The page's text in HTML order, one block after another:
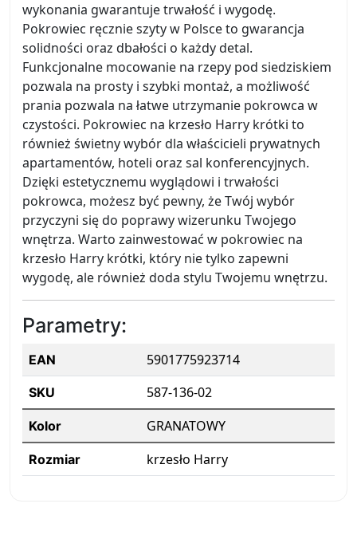
wykonania gwarantuje trwałość i wygodę.
Pokrowiec ręcznie szyty w Polsce to gwarancja
solidności oraz dbałości o każdy detal.
Funkcjonalne mocowanie na rzepy pod siedziskiem
pozwala na prosty i szybki montaż, a możliwość
prania pozwala na łatwe utrzymanie pokrowca w
czystości. Pokrowiec na krzesło Harry krótki to
również świetny wybór dla właścicieli prywatnych
apartamentów, hoteli oraz sal konferencyjnych.
Dzięki estetycznemu wyglądowi i trwałości
pokrowca, możesz być pewny, że Twój wybór
przyczyni się do poprawy wizerunku Twojego
wnętrza. Warto zainwestować w pokrowiec na
krzesło Harry krótki, który nie tylko zapewni
wygodę, ale również doda stylu Twojemu wnętrzu.
Parametry:
EAN 5901775923714
SKU 587-136-02
Kolor GRANATOWY
Rozmiar krzesło Harry